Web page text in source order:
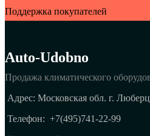
Поддержка покупателей
Auto-Udobno
Продажа климатического
Адрес: Московская обл. г.
Телефон: +7(495)741-22-99